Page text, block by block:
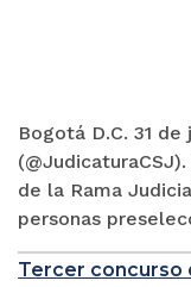
Bogotá D.C. 31
de la Rama
personas
Tercer concurso